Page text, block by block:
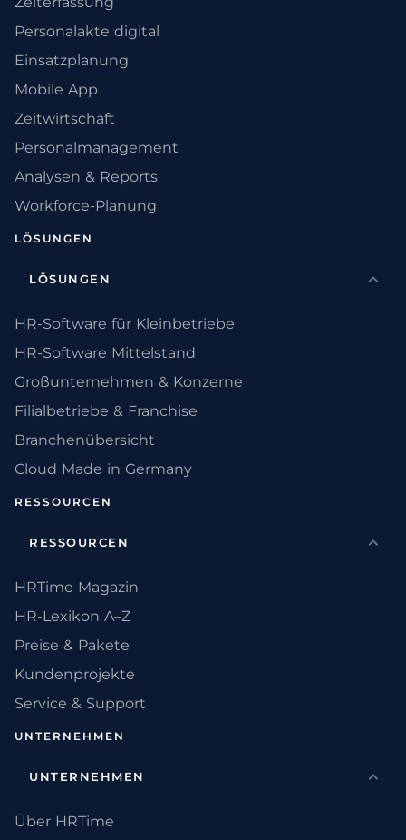
Personalakte digital
Einsatzplanung
Mobile App
Zeitwirtschaft
Personalmanagement
Analysen & Reports
Workforce-Planung
LÖSUNGEN
LÖSUNGEN
HR-Software für Kleinbetriebe
HR-Software Mittelstand
Großunternehmen & Konzerne
Filialbetriebe & Franchise
Branchenübersicht
Cloud Made in Germany
RESSOURCEN
RESSOURCEN
HRTime Magazin
HR-Lexikon A–Z
Preise & Pakete
Kundenprojekte
Service & Support
UNTERNEHMEN
UNTERNEHMEN
Über HRTime